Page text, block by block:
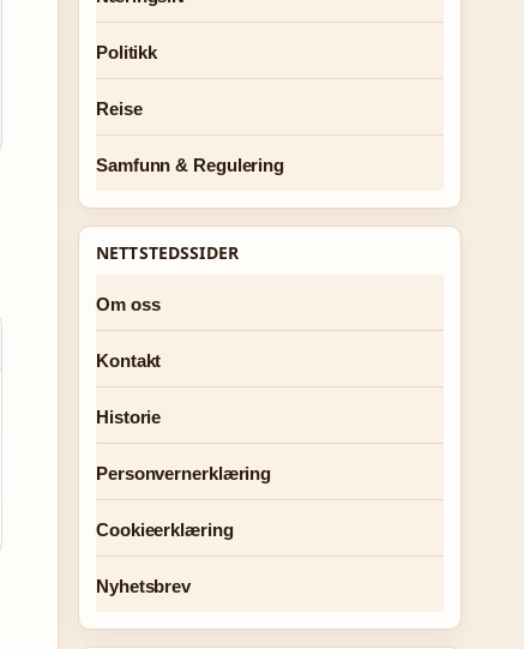
Politikk
Reise
Samfunn & Regulering
NETTSTEDSSIDER
Om oss
Kontakt
Historie
Personvernerklæring
Cookieerklæring
Nyhetsbrev